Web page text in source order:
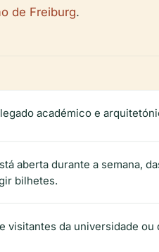
de Freiburg.
académico e
aberta durante a semana,
bilhetes.
visitantes da universidade